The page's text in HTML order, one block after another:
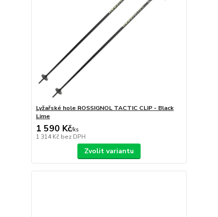
Lyžařské hole ROSSIGNOL TACTIC CLIP - Black
Lime
1 590 Kč/ks
1 314 Kč bez DPH
Zvolit variantu